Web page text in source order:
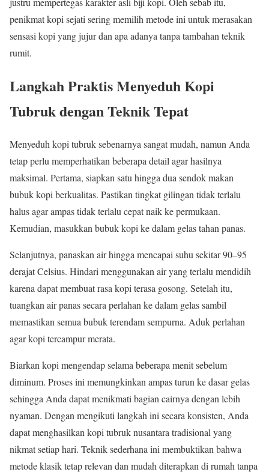
penikmat kopi sejati sering memilih metode ini untuk merasakan
sensasi kopi yang jujur dan apa adanya tanpa tambahan teknik
rumit.
Langkah Praktis Menyeduh Kopi
Tubruk dengan Teknik Tepat
Menyeduh kopi tubruk sebenarnya sangat mudah, namun Anda
tetap perlu memperhatikan beberapa detail agar hasilnya
maksimal. Pertama, siapkan satu hingga dua sendok makan
bubuk kopi berkualitas. Pastikan tingkat gilingan tidak terlalu
halus agar ampas tidak terlalu cepat naik ke permukaan.
Kemudian, masukkan bubuk kopi ke dalam gelas tahan panas.
Selanjutnya, panaskan air hingga mencapai suhu sekitar 90–95
derajat Celsius. Hindari menggunakan air yang terlalu mendidih
karena dapat membuat rasa kopi terasa gosong. Setelah itu,
tuangkan air panas secara perlahan ke dalam gelas sambil
memastikan semua bubuk terendam sempurna. Aduk perlahan
agar kopi tercampur merata.
Biarkan kopi mengendap selama beberapa menit sebelum
diminum. Proses ini memungkinkan ampas turun ke dasar gelas
sehingga Anda dapat menikmati bagian cairnya dengan lebih
nyaman. Dengan mengikuti langkah ini secara konsisten, Anda
dapat menghasilkan kopi tubruk nusantara tradisional yang
nikmat setiap hari. Teknik sederhana ini membuktikan bahwa
metode klasik tetap relevan dan mudah diterapkan di rumah tanpa